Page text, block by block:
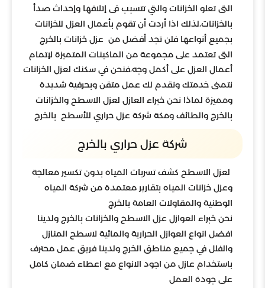
التى تعلو الخزانات والتي تتسبب فى إتلافها وإحداث صدأ
بالخزانات،لذلك اذا أردت أن تقوم بأعمال العزل للخزانات
بجميع أنواعها فلن تجد أفضل من عزل خزانات بالخرج
التى تعتمد على مجموعة من الماكينات المتميزة لإتمام
أعمال العزل على أكمل وجه،فنحن في سكنك لعزل الخزانات
نتمنى خدمتك ونقدم لك عمل متقن وبحرفية شديدة
ومميزة لماذا نحن خبراء العازل لعزل الاسطح والخزانات
بالخرج والطائف ومكة شركة عزل حراري للأسطح بالخرج
شركة عزل حراري بالخرج
لعزل الاسطح كشف تسربات المياه بدون تكسير معالجة
وعزل خزانات المياه بتقارير معتمدة من شركة المياه
الوطنية والمقاولات العامة بالخرج
نحن خبراء العوازل عزل الاسطح والخزانات بالخرج ولدينا
افضل انواع العوازل الحرارية والمائية لاسطح المنازل
والفلل في جميع مناطق الخرج ولدينا فريق عمل محترف
باستخدام عازل من اجود الانواع مع اعطاء ضمان كامل
على جودة العمل